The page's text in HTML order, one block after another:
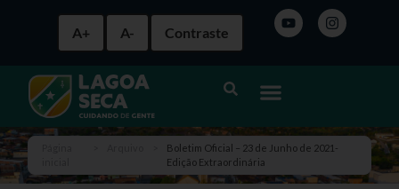
A+ A- Contraste
Boletim Oficial – 23 de Junho de 2021-
Edição Extraordinária